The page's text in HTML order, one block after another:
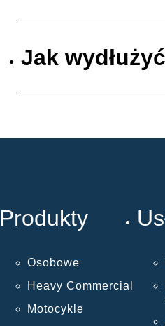
Jak
Produkty
Osobowe
Heavy Commercial
Motocykle